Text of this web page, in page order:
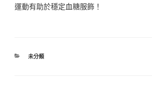
運動有助於穩定血糖服飾！
分
未分類